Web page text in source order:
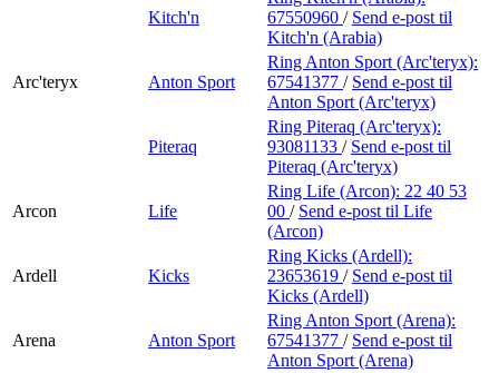
Kitch'n
67550960 / Send e-post til
Kitch'n (Arabia)
Arc'teryx Anton Sport
Ring Anton Sport (Arc'teryx):
67541377 / Send e-post til
Anton Sport (Arc'teryx)
Piteraq
Ring Piteraq (Arc'teryx):
93081133 / Send e-post til
Piteraq (Arc'teryx)
Arcon Life
Ring Life (Arcon): 22 40 53
00 / Send e-post til Life
(Arcon)
Ardell Kicks
Ring Kicks (Ardell):
23653619 / Send e-post til
Kicks (Ardell)
Arena Anton Sport
Ring Anton Sport (Arena):
67541377 / Send e-post til
Anton Sport (Arena)